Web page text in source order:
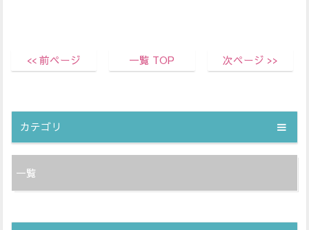
<< 前ページ 一覧 TOP 次ページ >>
カテゴリ
一覧